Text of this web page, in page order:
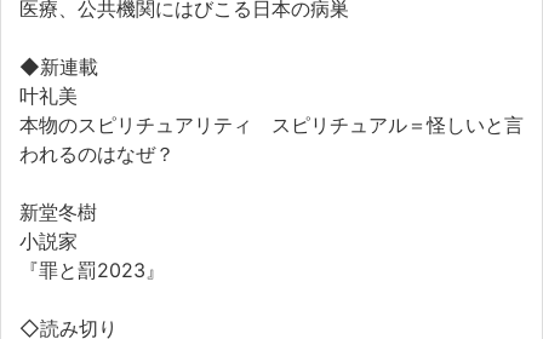
医療、公共機関にはびこる日本の病巣
◆新連載
叶礼美
本物のスピリチュアリティ スピリチュアル＝怪しいと言
われるのはなぜ？
新堂冬樹
小説家
『罪と罰2023』
◇読み切り